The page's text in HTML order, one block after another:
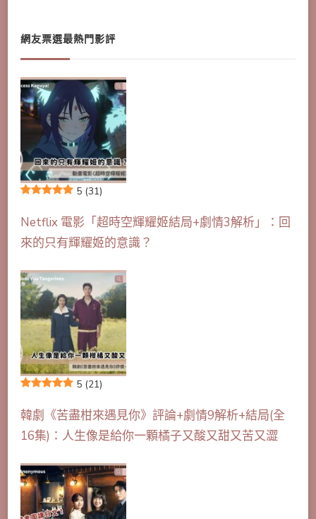
網友票選最熱門影評
5 (31)
Netflix 電影「超時空輝耀姬結局+劇情3解析」：回
來的只有輝耀姬的意識？
5 (21)
韓劇《苦盡柑來遇見你》評論+劇情9解析+結局(全
16集)：人生像是給你一顆橘子又酸又甜又苦又澀